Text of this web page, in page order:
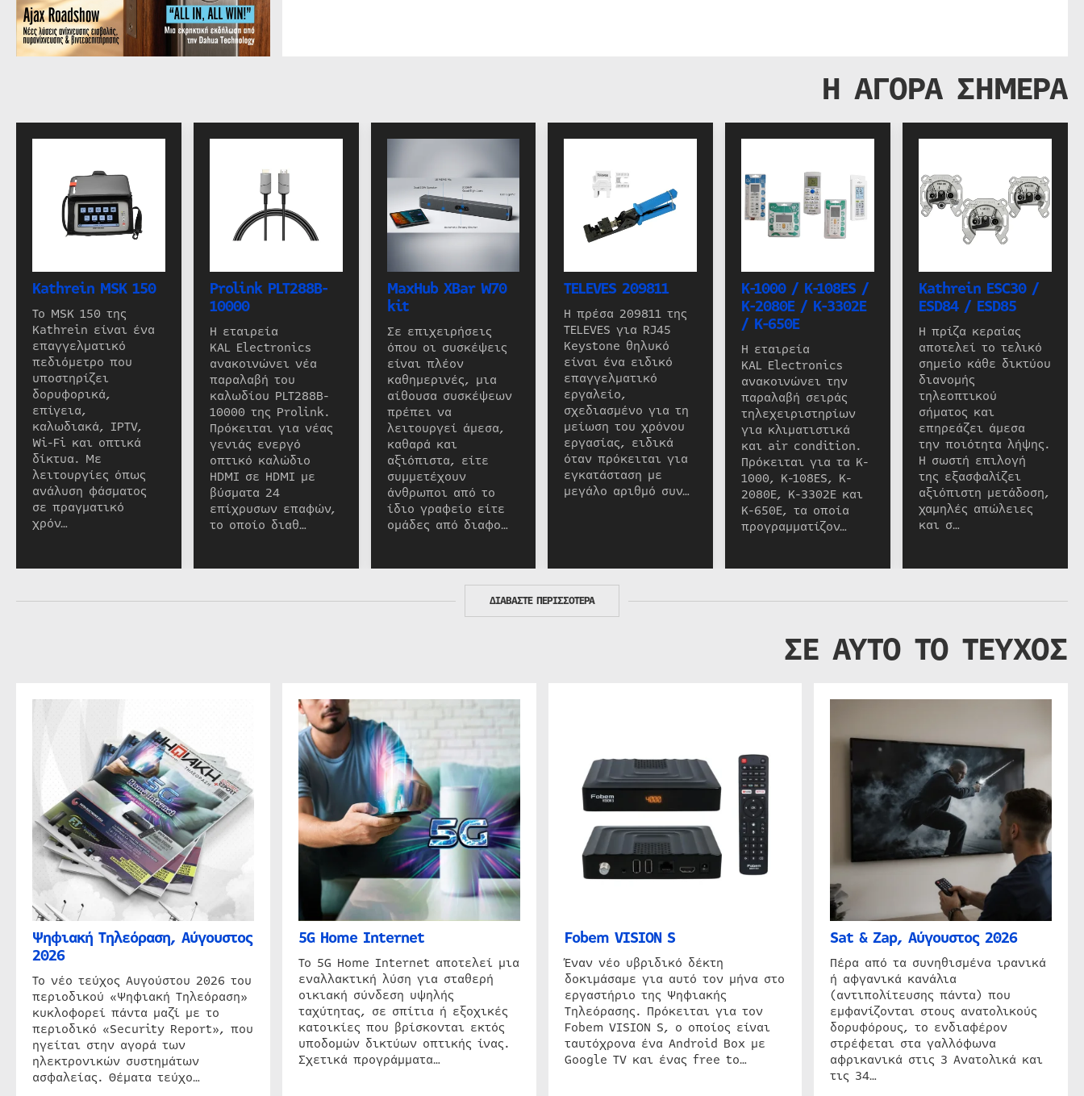
Η ΑΓΟΡΑ ΣΗΜΕΡΑ
Kathrein MSK 150
Το MSK 150 της
Kathrein είναι ένα
επαγγελματικό
πεδιόμετρο που
υποστηρίζει
δορυφορικά,
επίγεια,
καλωδιακά, IPTV,
Wi-Fi και οπτικά
δίκτυα. Με
λειτουργίες όπως
ανάλυση φάσματος
σε πραγματικό
χρόν…
Prolink PLT288B-
10000
Η εταιρεία
KAL Electronics
ανακοινώνει νέα
παραλαβή του
καλωδίου PLT288B-
10000 της Prolink.
Πρόκειται για νέας
γενιάς ενεργό
οπτικό καλώδιο
HDMI σε HDMI με
βύσματα 24
επίχρυσων επαφών,
το οποίο διαθ…
MaxHub XBar W70
kit
Σε επιχειρήσεις
όπου οι συσκέψεις
είναι πλέον
καθημερινές, μια
αίθουσα συσκέψεων
πρέπει να
λειτουργεί άμεσα,
καθαρά και
αξιόπιστα, είτε
συμμετέχουν
άνθρωποι από το
ίδιο γραφείο είτε
ομάδες από διαφο…
TELEVES 209811
Η πρέσα 209811 της
TELEVES για RJ45
Keystone θηλυκό
είναι ένα ειδικό
επαγγελματικό
εργαλείο,
σχεδιασμένο για τη
μείωση του χρόνου
εργασίας, ειδικά
όταν πρόκειται για
εγκατάσταση με
μεγάλο αριθμό συν…
K-1000 / K-108ES /
K-2080E / K-3302E
/ K-650E
Η εταιρεία
KAL Electronics
ανακοινώνει την
παραλαβή σειράς
τηλεχειριστηρίων
για κλιματιστικά
και air condition.
Πρόκειται για τα K-
1000, K-108ES, K-
2080E, K-3302E και
K-650E, τα οποία
προγραμματίζον…
Kathrein ESC30 /
ESD84 / ESD85
Η πρίζα κεραίας
αποτελεί το τελικό
σημείο κάθε δικτύου
διανομής
τηλεοπτικού
σήματος και
επηρεάζει άμεσα
την ποιότητα λήψης.
Η σωστή επιλογή
της εξασφαλίζει
αξιόπιστη μετάδοση,
χαμηλές απώλειες
και σ…
ΔΙΑΒΑΣΤΕ ΠΕΡΙΣΣΟΤΕΡΑ
ΣΕ ΑΥΤΟ ΤΟ ΤΕΥΧΟΣ
Ψηφιακή Τηλεόραση, Αύγουστος
2026
Το νέο τεύχος Αυγούστου 2026 του
περιοδικού «Ψηφιακή Τηλεόραση»
κυκλοφορεί πάντα μαζί με το
περιοδικό «Security Report», που
ηγείται στην αγορά των
ηλεκτρονικών συστημάτων
ασφαλείας. Θέματα τεύχο…
5G Home Internet
Το 5G Home Internet αποτελεί μια
εναλλακτική λύση για σταθερή
οικιακή σύνδεση υψηλής
ταχύτητας, σε σπίτια ή εξοχικές
κατοικίες που βρίσκονται εκτός
υποδομών δικτύων οπτικής ίνας.
Σχετικά προγράμματα…
Fobem VISION S
Έναν νέο υβριδικό δέκτη
δοκιμάσαμε για αυτό τον μήνα στο
εργαστήριο της Ψηφιακής
Τηλεόρασης. Πρόκειται για τον
Fobem VISION S, ο οποίος είναι
ταυτόχρονα ένα Android Box με
Google TV και ένας free to…
Sat & Zap, Αύγουστος 2026
Πέρα από τα συνηθισμένα ιρανικά
ή αφγανικά κανάλια
(αντιπολίτευσης πάντα) που
εμφανίζονται στους ανατολικούς
δορυφόρους, το ενδιαφέρον
στρέφεται στα γαλλόφωνα
αφρικανικά στις 3 Ανατολικά και
τις 34…